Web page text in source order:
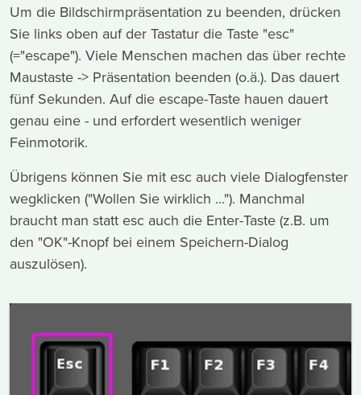
Um die Bildschirmpräsentation zu beenden, drücken
Sie links oben auf der Tastatur die Taste "esc"
(="escape"). Viele Menschen machen das über rechte
Maustaste -> Präsentation beenden (o.ä.). Das dauert
fünf Sekunden. Auf die escape-Taste hauen dauert
genau eine - und erfordert wesentlich weniger
Feinmotorik.
Übrigens können Sie mit esc auch viele Dialogfenster
wegklicken ("Wollen Sie wirklich ..."). Manchmal
braucht man statt esc auch die Enter-Taste (z.B. um
den "OK"-Knopf bei einem Speichern-Dialog
auszulösen).